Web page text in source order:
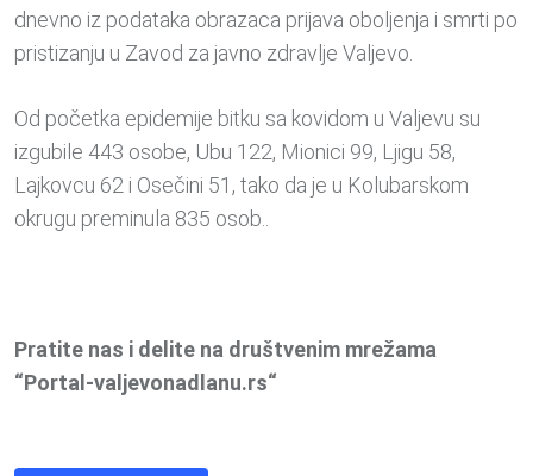
dnevno iz podataka obrazaca prijava oboljenja i smrti po
pristizanju u Zavod za javno zdravlje Valjevo.
Od početka epidemije bitku sa kovidom u Valjevu su
izgubile 443 osobe, Ubu 122, Mionici 99, Ljigu 58,
Lajkovcu 62 i Osečini 51, tako da je u Kolubarskom
okrugu preminula 835 osob..
Pratite nas i delite na društvenim mrežama
“Portal-valjevonadlanu.rs“